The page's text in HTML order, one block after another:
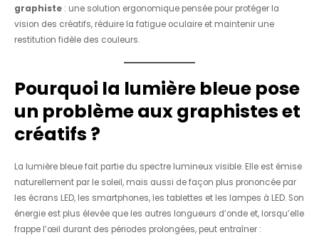
graphiste : une solution ergonomique pensée pour protéger la
vision des créatifs, réduire la fatigue oculaire et maintenir une
restitution fidèle des couleurs.
Pourquoi la lumière bleue pose
un problème aux graphistes et
créatifs ?
La lumière bleue fait partie du spectre lumineux visible. Elle est émise
naturellement par le soleil, mais aussi de façon plus prononcée par
les écrans LED, les smartphones, les tablettes et les lampes à LED. Son
énergie est plus élevée que les autres longueurs d’onde et, lorsqu’elle
frappe l’œil durant des périodes prolongées, peut entraîner :